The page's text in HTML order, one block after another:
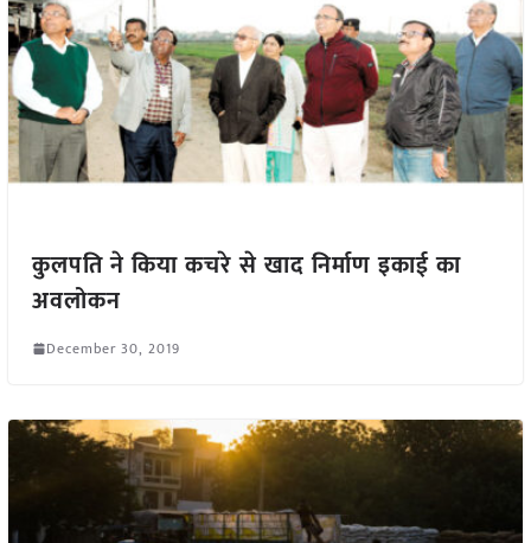
कुलपति ने किया कचरे से खाद निर्माण इकाई का
अवलोकन
December 30, 2019